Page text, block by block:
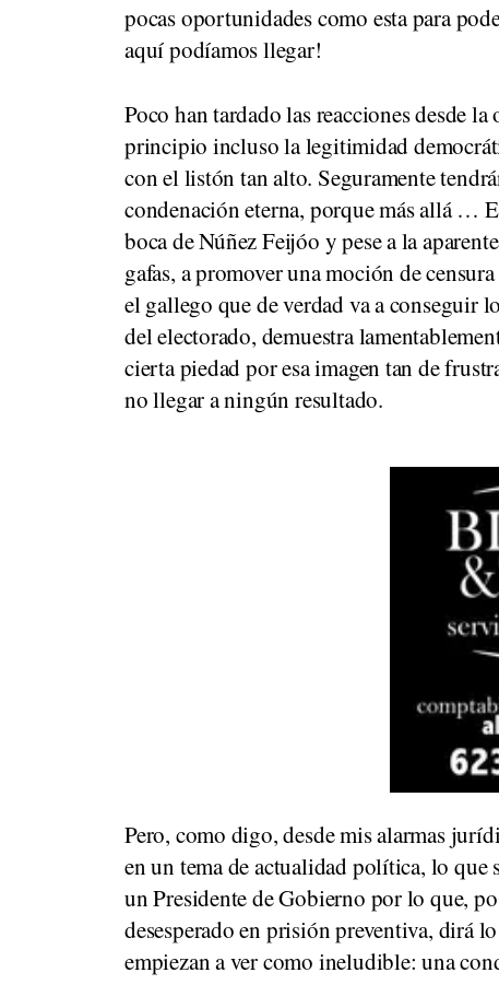
pocas oportunidades como esta para
aquí podíamos llegar!
Poco han tardado las reacciones desde
principio incluso la legitimidad
con el listón tan alto. Seguramente
condenación eterna, porque más allá …
boca de Núñez Feijóo y pese a la
gafas, a promover una moción de
el gallego que de verdad va a conseguir
del electorado, demuestra
cierta piedad por esa imagen tan de
no llegar a ningún resultado.
Pero, como digo, desde mis alarmas
en un tema de actualidad política, lo que
un Presidente de Gobierno por lo que,
desesperado en prisión preventiva, dirá
empiezan a ver como ineludible: una